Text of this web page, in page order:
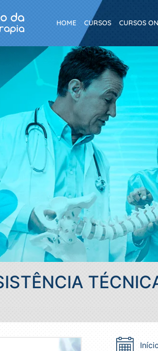
HOME CURSOS CURSOS